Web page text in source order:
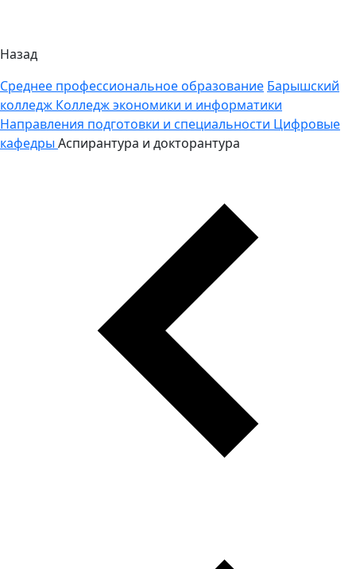
Назад
Среднее профессиональное образование Барышский
колледж Колледж экономики и информатики
Направления подготовки и специальности Цифровые
кафедры Аспирантура и докторантура